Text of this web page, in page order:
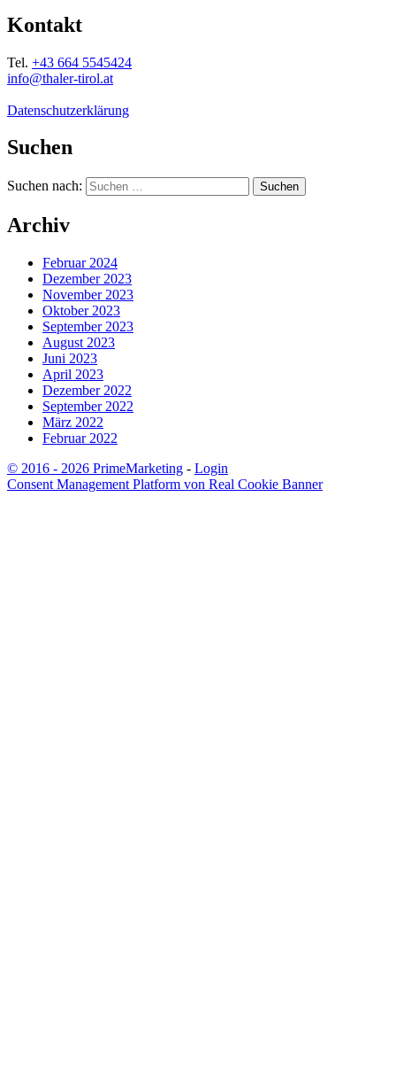
Kontakt
Tel. +43 664 5545424
info@thaler-tirol.at
Datenschutzerklärung
Suchen
Suchen nach:
Archiv
Februar 2024
Dezember 2023
November 2023
Oktober 2023
September 2023
August 2023
Juni 2023
April 2023
Dezember 2022
September 2022
März 2022
Februar 2022
© 2016 - 2026 PrimeMarketing - Login
Consent Management Platform von Real Cookie Banner